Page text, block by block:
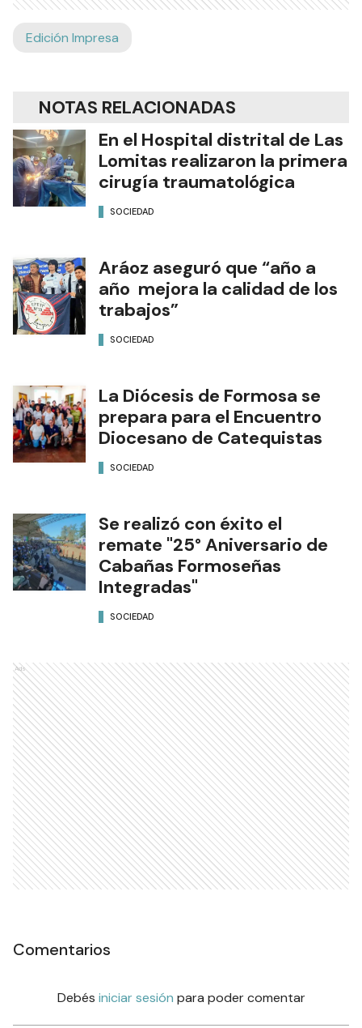
Edición Impresa
NOTAS RELACIONADAS
En el Hospital distrital de Las
Lomitas realizaron la primera
cirugía traumatológica
SOCIEDAD
Aráoz aseguró que “año a
año mejora la calidad de los
trabajos”
SOCIEDAD
La Diócesis de Formosa se
prepara para el Encuentro
Diocesano de Catequistas
SOCIEDAD
Se realizó con éxito el
remate "25° Aniversario de
Cabañas Formoseñas
Integradas"
SOCIEDAD
Ads
Comentarios
Debés iniciar sesión para poder comentar